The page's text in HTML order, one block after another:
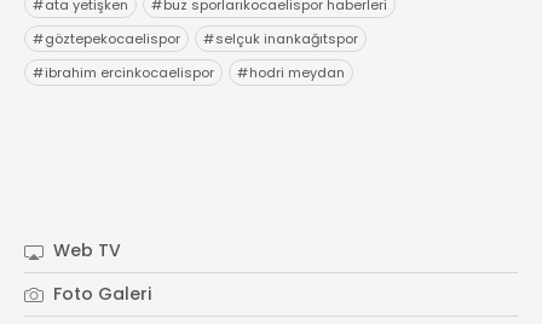
#ata yetişken #buz sporlarıkocaelispor haberleri
#göztepekocaelispor #selçuk inankağıtspor
#ibrahim ercinkocaelispor #hodri meydan
Web TV
Foto Galeri